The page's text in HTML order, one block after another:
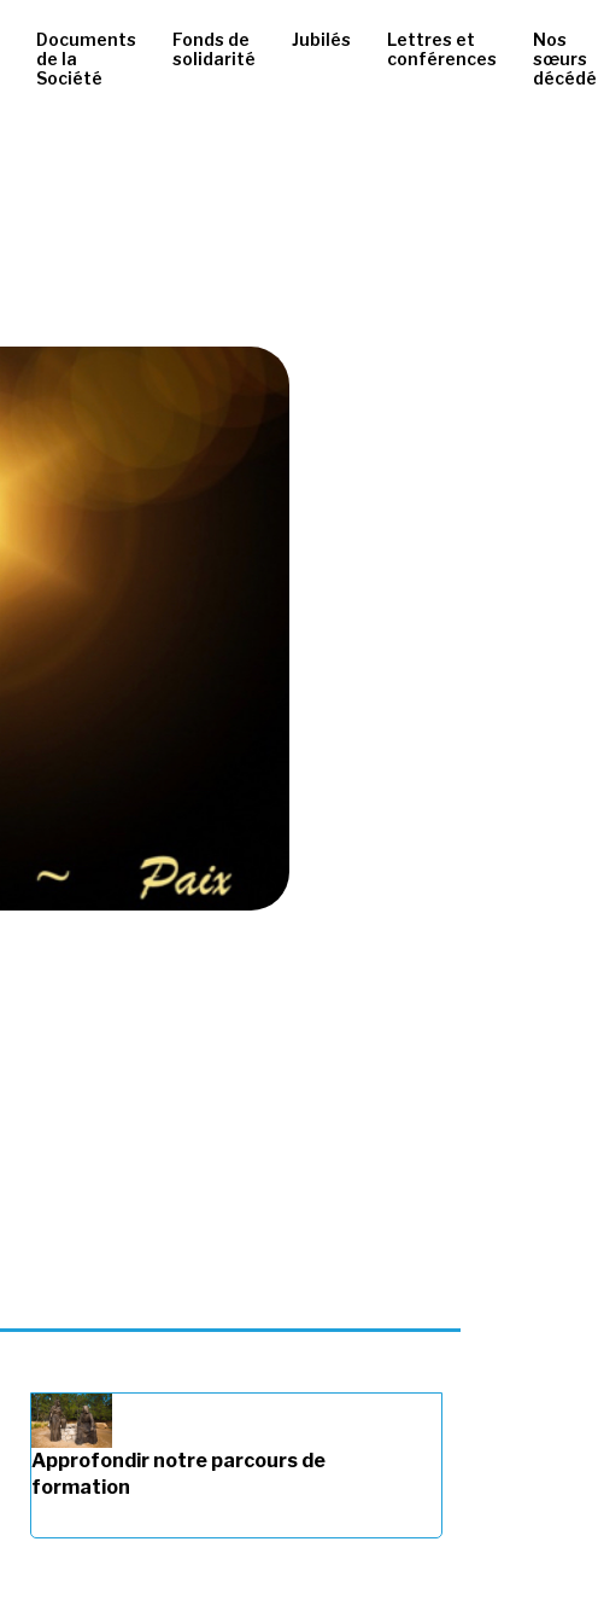
Documents
de la
Société
Fonds de
solidarité
Jubilés
Lettres et
conférences
Nos
sœurs
Approfondir notre parcours de
formation